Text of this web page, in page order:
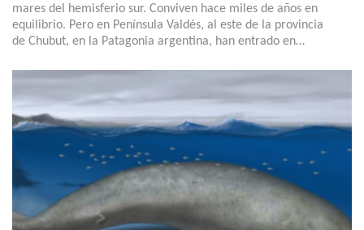
mares del hemisferio sur. Conviven hace miles de años en
equilibrio. Pero en Península Valdés, al este de la provincia
de Chubut, en la Patagonia argentina, han entrado en…